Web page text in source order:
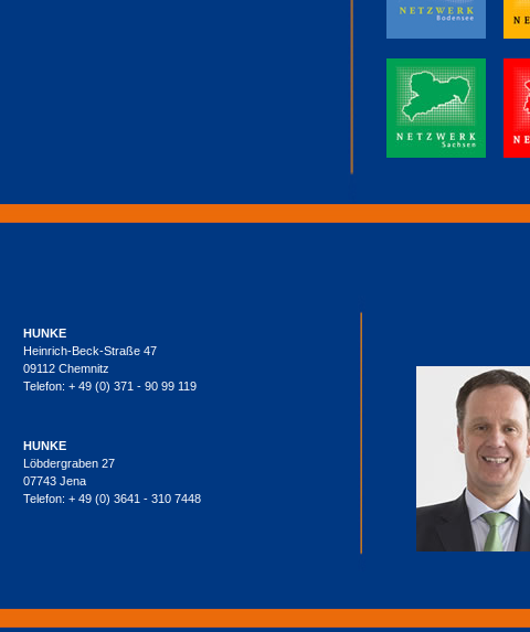
HUNKE
Heinrich-Beck-Straße 47
09112 Chemnitz
Telefon: + 49 (0) 371 - 90 99 119
HUNKE
Löbdergraben 27
07743 Jena
Telefon: + 49 (0) 3641 - 310 7448